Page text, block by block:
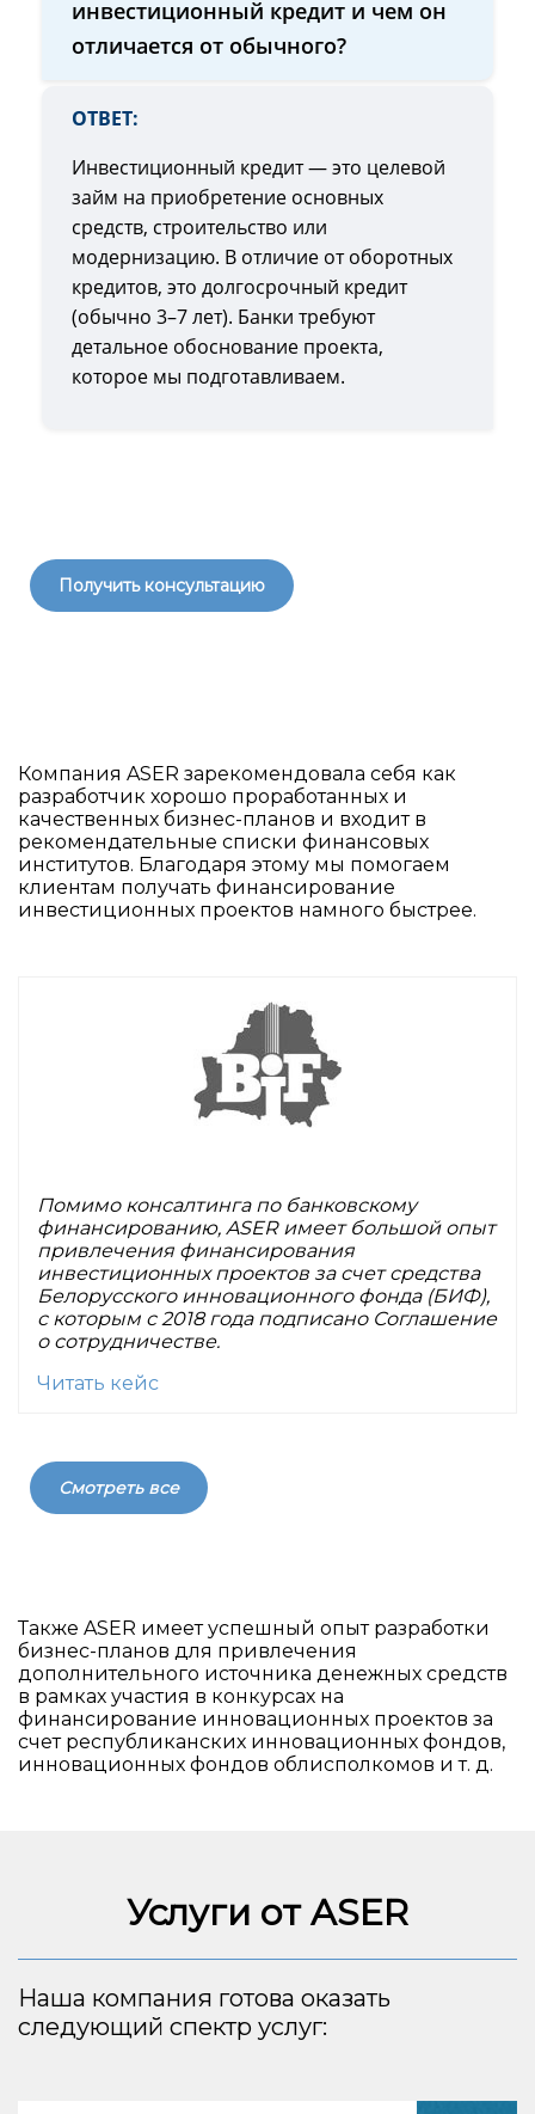
инвестиционный кредит и чем он
отличается от обычного?
ОТВЕТ:
Инвестиционный кредит — это целевой
займ на приобретение основных
средств, строительство или
модернизацию. В отличие от оборотных
кредитов, это долгосрочный кредит
(обычно 3–7 лет). Банки требуют
детальное обоснование проекта,
которое мы подготавливаем.
Получить консультацию
Компания ASER зарекомендовала себя как
разработчик хорошо проработанных и
качественных бизнес-планов и входит в
рекомендательные списки финансовых
институтов. Благодаря этому мы помогаем
клиентам получать финансирование
инвестиционных проектов намного быстрее.
Помимо консалтинга по банковскому
финансированию, ASER имеет большой опыт
привлечения финансирования
инвестиционных проектов за счет средства
Белорусского инновационного фонда (БИФ),
с которым с 2018 года подписано Соглашение
о сотрудничестве.
Читать кейс
Смотреть все
Также ASER имеет успешный опыт разработки
бизнес-планов для привлечения
дополнительного источника денежных средств
в рамках участия в конкурсах на
финансирование инновационных проектов за
счет республиканских инновационных фондов,
инновационных фондов облисполкомов и т. д.
Услуги от ASER
Наша компания готова оказать
следующий спектр услуг: